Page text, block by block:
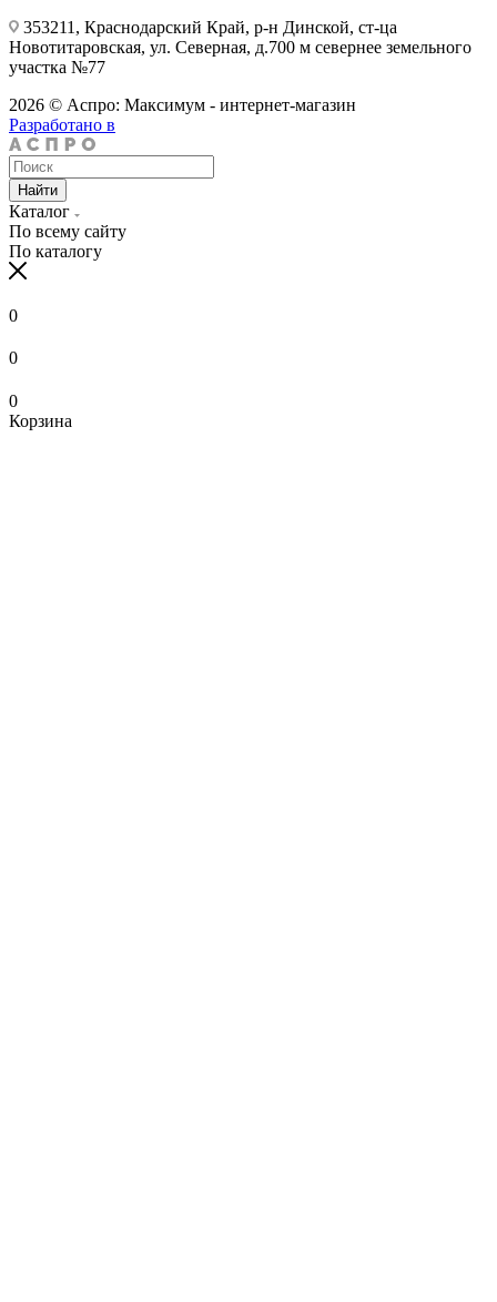
353211, Краснодарский Край, р-н Динской, ст-ца
Новотитаровская, ул. Северная, д.700 м севернее земельного
участка №77
2026 © Аспро: Максимум - интернет-магазин
Разработано в
Найти
Каталог
По всему сайту
По каталогу
0
0
0
Корзина